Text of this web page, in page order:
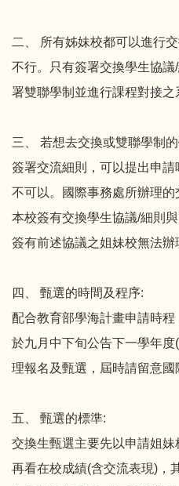
二、 所有姊妹校都可以進行
不行。只有簽署交換學生協
署雙聯學制並進行課程對接之
三、 若想去交換或雙聯學制
簽署交流細則，可以提出申請
不可以。國際事務處所辦理
本校簽有交換學生協議/細則
簽有前述協議之姐妹校無法辦
四、 甄選的時間及程序:
配合教育部學海計畫申請時
於九月中下旬公告下一學年
理報名及甄選，屆時請留意國
五、 甄選的標準:
交換生甄選主要先以申請姐妹
再看在校成績(含交流表現)，